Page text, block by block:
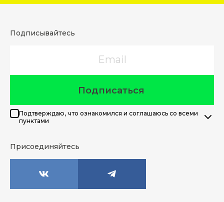
Подписывайтесь
Подписаться
Подтверждаю, что ознакомился и соглашаюсь со всеми
пунктами
Присоединяйтесь